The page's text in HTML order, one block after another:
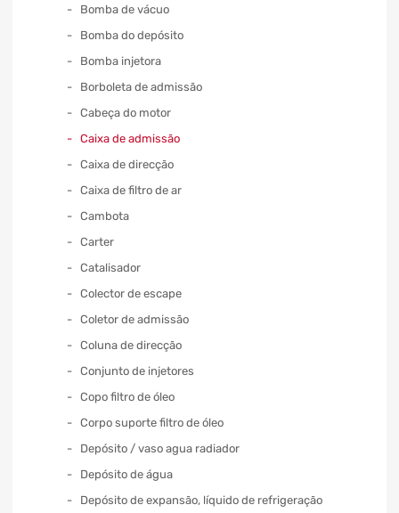
Bomba de vácuo
Bomba do depósito
Bomba injetora
Borboleta de admissão
Cabeça do motor
Caixa de admissão
Caixa de direcção
Caixa de filtro de ar
Cambota
Carter
Catalisador
Colector de escape
Coletor de admissão
Coluna de direcção
Conjunto de injetores
Copo filtro de óleo
Corpo suporte filtro de óleo
Depósito / vaso agua radiador
Depósito de água
Depósito de expansão, líquido de refrigeração